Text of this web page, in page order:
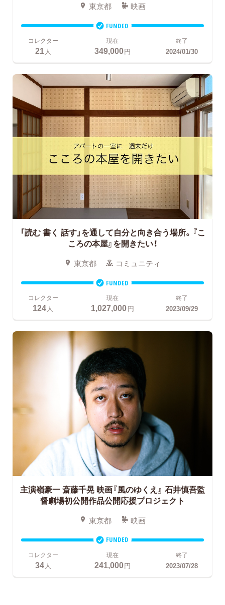
東京都 映画
FUNDED
コレクター
21人
現在
349,000円
終了
2024/01/30
「読む 書く 話す」を通して自分と向き合う場所。『こ
ころの本屋』を開きたい！
東京都 コミュニティ
FUNDED
コレクター
124人
現在
1,027,000円
終了
2023/09/29
主演嶺豪一 斎藤千晃 映画『風のゆくえ』 石井慎吾監
督劇場初公開作品公開応援プロジェクト
東京都 映画
FUNDED
コレクター
34 人
現在
241,000円
終了
2023/07/28